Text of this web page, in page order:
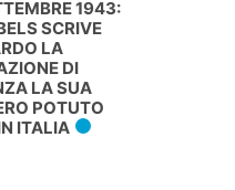
1943:
SCRIVE
LA
DI
LA SUA
POTUTO
ITALIA